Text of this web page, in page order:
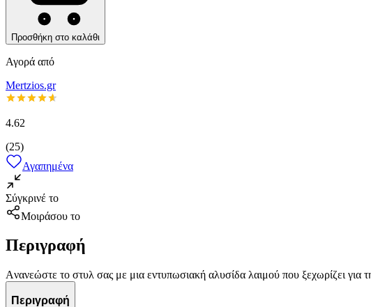
Προσθήκη στο καλάθι
Αγορά από
Mertzios.gr
4.62
(25)
Αγαπημένα
Σύγκρινέ το
Μοιράσου το
Περιγραφή
Aνανεώστε το στυλ σας με μια εντυπωσιακή αλυσίδα λαιμού που ξεχωρίζει για
Περιγραφή